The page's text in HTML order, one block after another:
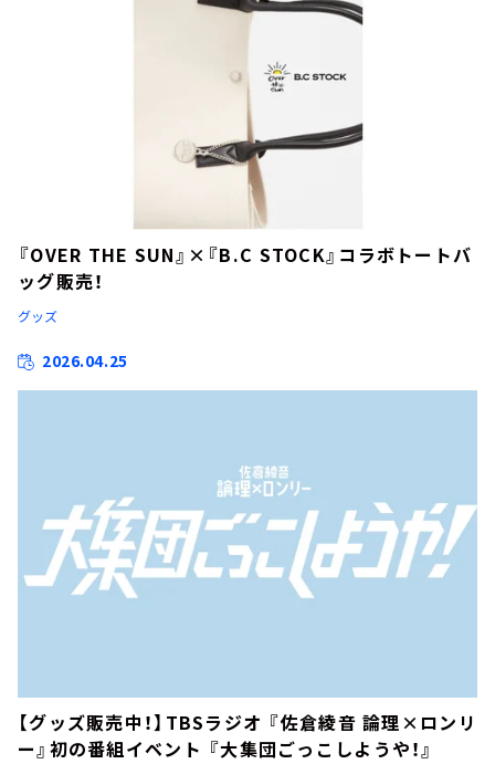
『OVER THE SUN』×『B.C STOCK』コラボトートバ
ッグ販売！
グッズ
2026.04.25
【グッズ販売中！】TBSラジオ 『佐倉綾音 論理×ロンリ
ー』初の番組イベント 『大集団ごっこしようや！』